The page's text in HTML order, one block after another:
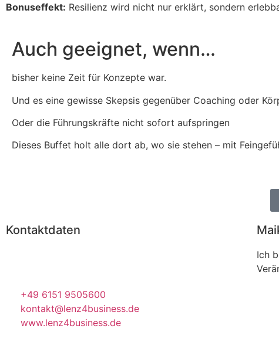
Bonuseffekt: Resilienz wird nicht nur erklärt, sondern
Auch geeignet, wenn…
bisher keine Zeit für Konzepte war.
Und es eine gewisse Skepsis gegenüber Coaching oder
Oder die Führungskräfte nicht sofort aufspringen
Dieses Buffet holt alle dort ab, wo sie stehen – mit
Kontaktdaten
+49 6151 9505600
kontakt@lenz4business.de
www.lenz4business.de
Ich